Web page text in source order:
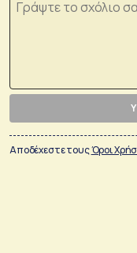
Αποδέχεστε τουςΌροι